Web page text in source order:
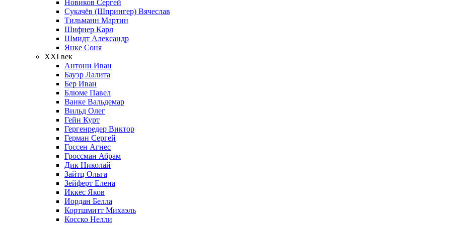
Новиков Сергей
Сукачёв (Шпрингер) Вячеслав
Тильманн Мартин
Шифнер Карл
Шмидт Александр
Янке Соня
XXI век
Антони Иван
Бауэр Лалита
Бер Иван
Блюме Павел
Ванке Вальдемар
Вильд Олег
Гейн Курт
Гергенредер Виктор
Герман Сергей
Госсен Агнес
Гроссман Абрам
Дик Николай
Зайтц Ольга
Зейферт Елена
Иккес Яков
Иордан Белла
Кортшмитт Михаэль
Косско Нелли